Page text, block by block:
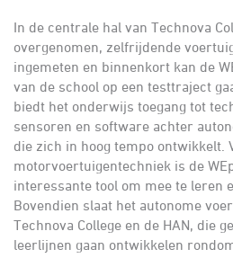
In de centrale hal van Technova
overgenomen, zelfrijdende
ingemeten en binnenkort kan de
van de school op een testtraject
biedt het onderwijs toegang tot
sensoren en software achter
die zich in hoog tempo ontwikkelt.
motorvoertuigentechniek is de
interessante tool om mee te leren
Bovendien slaat het autonome
Technova College en de HAN, die
leerlijnen gaan ontwikkelen